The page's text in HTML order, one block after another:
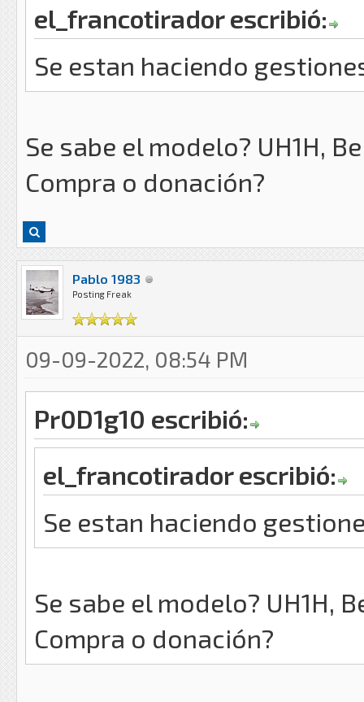
el_francotirador escribió:
Se estan haciendo
Se sabe el modelo? UH1H,
Compra o donación?
Pablo 1983
Posting Freak
09-09-2022, 08:54 PM
Pr0D1g10 escribió:
el_francotirador escribió:
Se estan haciendo
Se sabe el modelo? UH1H,
Compra o donación?